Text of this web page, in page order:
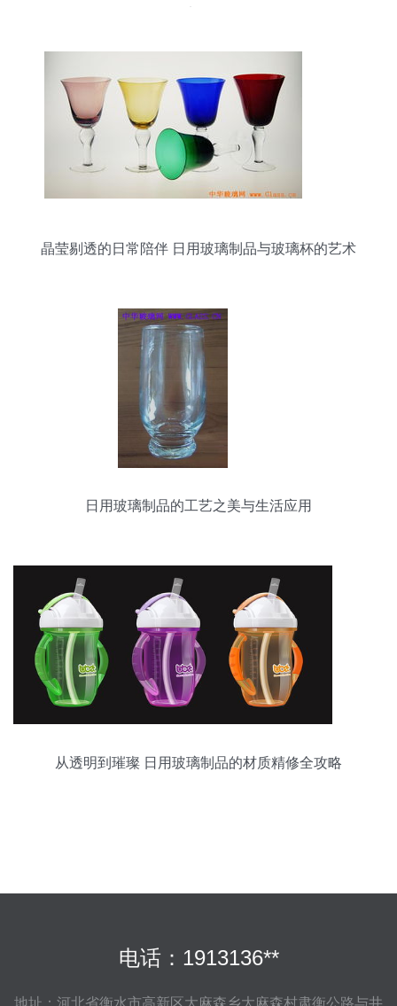
晶莹剔透的日常陪伴 日用玻璃制品与玻璃杯的艺术
日用玻璃制品的工艺之美与生活应用
从透明到璀璨 日用玻璃制品的材质精修全攻略
电话：1913136**
地址：河北省衡水市高新区大麻森乡大麻森村肃衡公路与井